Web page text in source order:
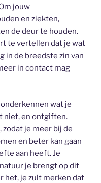
jouw
en ziekten,
de deur te houden.
te vertellen dat je wat
in de breedste zin van
in contact mag
wat je
niet, en ontgiften.
zodat je meer bij de
en beter kan gaan
aan heeft. Je
je brengt op dit
het, je zult merken dat